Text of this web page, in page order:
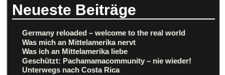
Neueste Beiträge
Germany reloaded – welcome to the real world
Was mich an Mittelamerika nervt
Was ich an Mittelamerika liebe
Geschützt: Pachamamacommunity – nie wieder!
Unterwegs nach Costa Rica